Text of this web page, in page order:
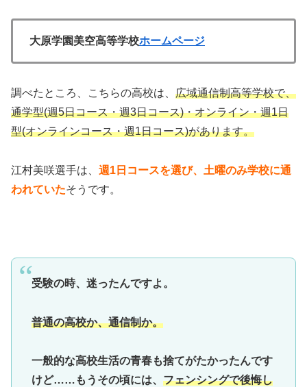
大原学園美空高等学校ホームページ
調べたところ、こちらの高校は、 広域通信制高等学校で、
通学型(週5日コース・週3日コース)・オンライン・週1日
型(オンラインコース・週1日コース)があります。
江村美咲選手は、 週1日コースを選び、土曜のみ学校に通
われていたそうです。
受験の時、迷ったんですよ。
普通の高校か、通信制か。
一般的な高校生活の青春も捨てがたかったんです
けど……もうその頃には、 フェンシングで後悔し